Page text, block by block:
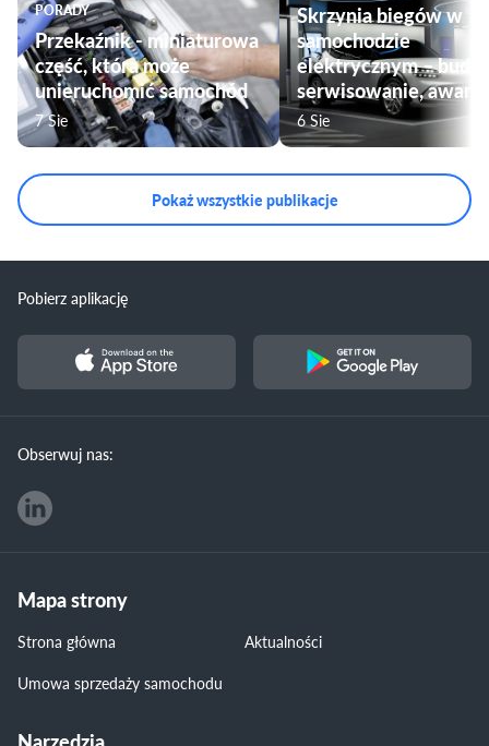
PORADY
Przekaźnik - miniaturowa
część, która może
unieruchomić samochód
7 Sie
Skrzynia biegów w
samochodzie
elektrycznym –
serwisowanie, awarie
6 Sie
Pokaż wszystkie publikacje
Pobierz aplikację
Obserwuj nas:
Mapa strony
Strona główna
Aktualności
Umowa sprzedaży samochodu